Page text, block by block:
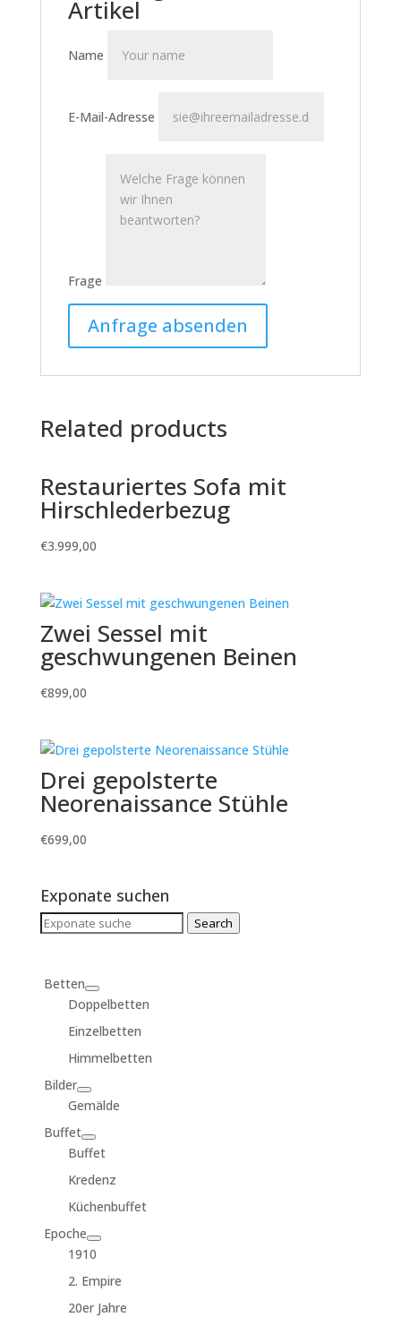
Artikel
Name
E-Mail-Adresse
Frage
Related products
Restauriertes Sofa mit
Hirschlederbezug
€3.999,00
Zwei Sessel mit
geschwungenen Beinen
€899,00
Drei gepolsterte
Neorenaissance Stühle
€699,00
Exponate suchen
Search
Search
Betten
Doppelbetten
Einzelbetten
Himmelbetten
Bilder
Gemälde
Buffet
Buffet
Kredenz
Küchenbuffet
Epoche
1910
2. Empire
20er Jahre